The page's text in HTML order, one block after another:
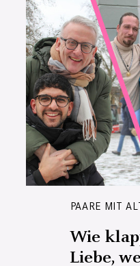
PAARE MIT
Wie
Liebe,